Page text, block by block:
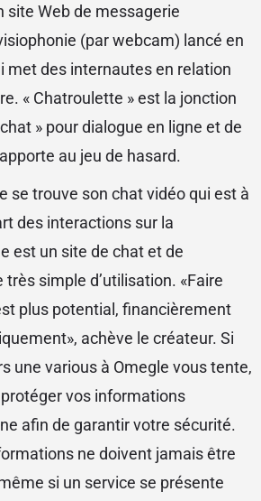
site Web de messagerie
(par webcam) lancé en
met des internautes en relation
« Chatroulette » est la jonction
» pour dialogue en ligne et de
au jeu de hasard.
se trouve son chat vidéo qui est à
des interactions sur la
est un site de chat et de
simple d’utilisation. «Faire
plus potential, financièrement
achève le créateur. Si
une various à Omegle vous tente,
vos informations
afin de garantir votre sécurité.
ne doivent jamais être
si un service se présente